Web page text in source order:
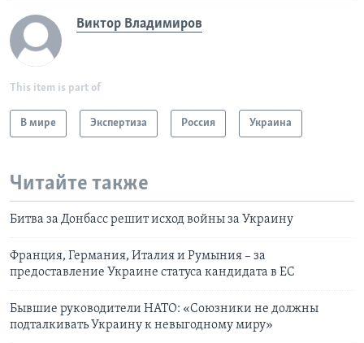
Виктор Владимиров
This item is part of
В мире Экспертиза Россия Украина
Читайте также
Битва за Донбасс решит исход войны за Украину
Франция, Германия, Италия и Румыния – за
предоставление Украине статуса кандидата в ЕС
Бывшие руководители НАТО: «Союзники не должны
подталкивать Украину к невыгодному миру»